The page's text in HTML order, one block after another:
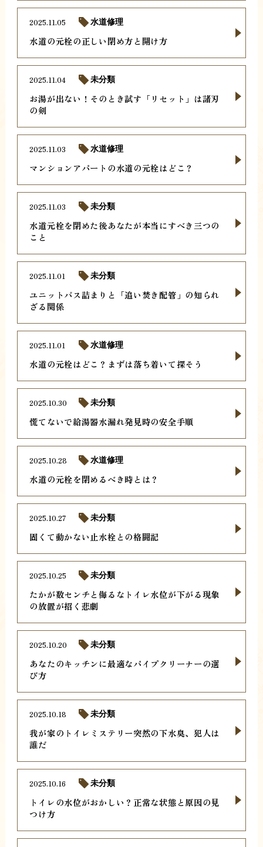
水道の元栓の正しい閉め方と開け方
2025.11.05 水道修理
お湯が出ない！そのとき試す「リセット」は諸刃
の剣
2025.11.04 未分類
マンションアパートの水道の元栓はどこ？
2025.11.03 水道修理
水道元栓を閉めた後あなたが本当にすべき三つの
こと
2025.11.03 未分類
ユニットバス詰まりと「追い焚き配管」の知られ
ざる関係
2025.11.01 未分類
水道の元栓はどこ？まずは落ち着いて探そう
2025.11.01 水道修理
慌てないで給湯器水漏れ発見時の安全手順
2025.10.30 未分類
水道の元栓を閉めるべき時とは？
2025.10.28 水道修理
固くて動かない止水栓との格闘記
2025.10.27 未分類
たかが数センチと侮るなトイレ水位が下がる現象
の放置が招く悲劇
2025.10.25 未分類
あなたのキッチンに最適なパイプクリーナーの選
び方
2025.10.20 未分類
我が家のトイレミステリー突然の下水臭、犯人は
誰だ
2025.10.18 未分類
トイレの水位がおかしい？正常な状態と原因の見
つけ方
2025.10.16 未分類